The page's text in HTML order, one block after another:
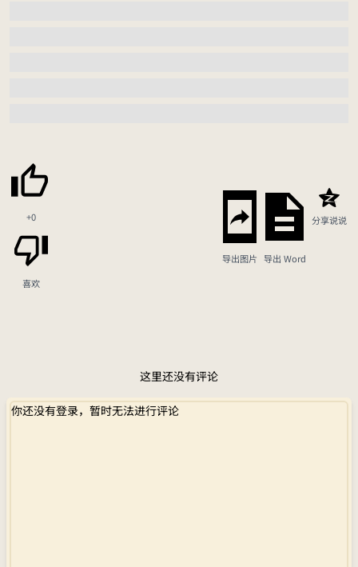
+0
喜欢
导出图片 导出 Word
分享说说
这里还没有评论
你还没有登录，暂时无法进行评论